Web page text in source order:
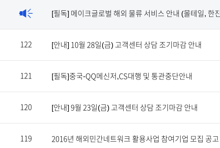
[필독] 메이크글로벌 해외 물류 서비스 안내 (몰테일, 한
122 [안내] 10월 28일(금) 고객센터 상담 조기마감 안내
121 [필독]중국-QQ메신저,CS대행 및 통관중단안내
120 [안내] 9월 23일(금) 고객센터 상담 조기마감 안내
119 2016년 해외민간네트워크 활용사업 참여기업 모집 공고